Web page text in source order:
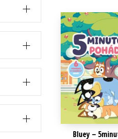
Kalendáře
Kariéra a osobní rozvoj
Bluey –